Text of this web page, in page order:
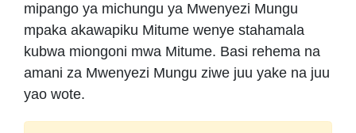
mipango ya michungu ya Mwenyezi Mungu
mpaka akawapiku Mitume wenye stahamala
kubwa miongoni mwa Mitume. Basi rehema na
amani za Mwenyezi Mungu ziwe juu yake na juu
yao wote.